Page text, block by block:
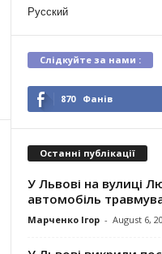
Русский
Слідкуйте за нами :
870 Фанів
Останні публікації
У Львові на вулиці
автомобіль
Марченко Ігор - August 6,